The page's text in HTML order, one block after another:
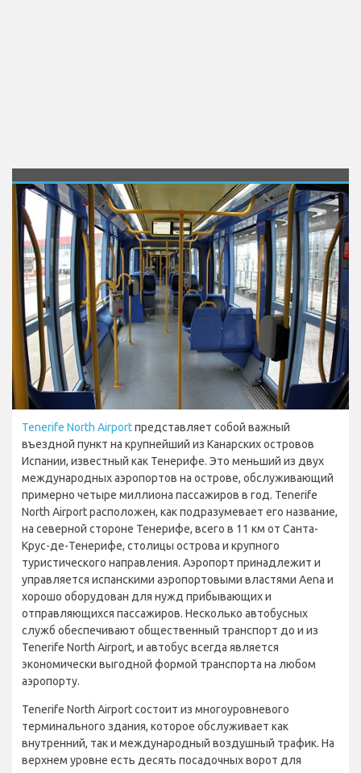
Tenerife North Airportпредставляет собой важный
въездной пункт на крупнейший из Канарских островов
Испании, известный как Тенерифе. Это меньший из двух
международных аэропортов на острове, обслуживающий
примерно четыре миллиона пассажиров в год. Tenerife
North Airport расположен, как подразумевает его название,
на северной стороне Тенерифе, всего в 11 км от Санта-
Крус-де-Тенерифе, столицы острова и крупного
туристического направления. Аэропорт принадлежит и
управляется испанскими аэропортовыми властями Aena и
хорошо оборудован для нужд прибывающих и
отправляющихся пассажиров. Несколько автобусных
служб обеспечивают общественный транспорт до и из
Tenerife North Airport, и автобус всегда является
экономически выгодной формой транспорта на любом
аэропорту.
Tenerife North Airport состоит из многоуровневого
терминального здания, которое обслуживает как
внутренний, так и международный воздушный трафик. На
верхнем уровне есть десять посадочных ворот для